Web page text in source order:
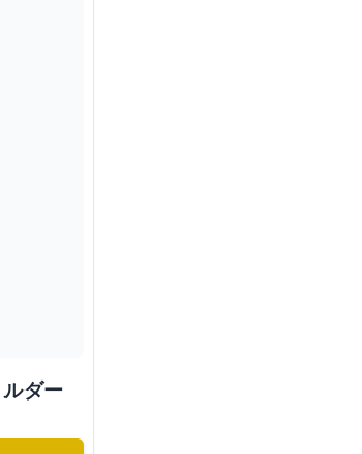
ダー